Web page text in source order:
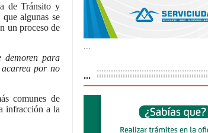
al Galardón de la Mujer
de Tránsito y
algunas se
un proceso de
demoren para
acarrea por no
comunes de
infracción a la
...